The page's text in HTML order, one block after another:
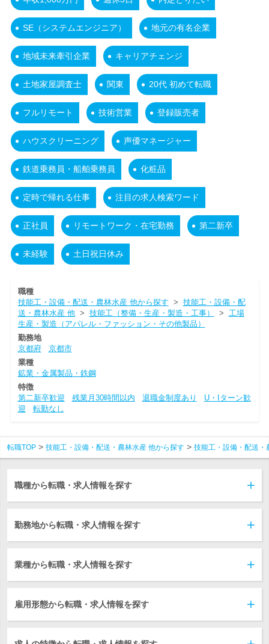
SE（システムエンジニア） 地元の有名企業
地域未来牽引企業 キャリアチェンジ
土地家屋調査士 関東 20代 初めて転職
フルリモート 技術営業 登録販売者
ハウスクリーニング 声優マネージャー
鉄道乗務員・船舶乗務員 化粧品
定時で帰れる仕事 注目の求人検索ワード
正社員 リモートワーク・在宅勤務 第二新卒
未経験 土日祝日休み
職種
技能工・設備・配送・農林水産 他から探す > 技能工・設備・配
送・農林水産 他> 技能工（整備・生産・製造・工事） > 工場
生産・製造（アパレル・ファッション・その他製品）
勤務地
京都府
京都市
業種
鉱業・金属製品・鉄鋼
特徴
第二新卒歓迎
残業月30時間以内 退職金制度あり
U・Iターン歓
迎
転勤なし
転職TOP 技能工・設備・配送・農林水産 他から探す 技能工・設備・配送・
職種から転職・求人情報を探す
勤務地から転職・求人情報を探す
業種から転職・求人情報を探す
雇用形態から転職・求人情報を探す